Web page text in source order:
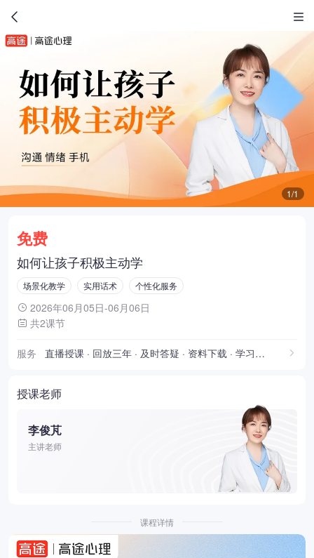
1/1
免费
如何让孩子积极主动学
场景化教学 实用话术 个性化服务
2026年06月05日-06月06日
共2课节
服务 直播授课 · 回放三年 · 及时答疑 · 资料下载 · 学习报告
授课老师
李俊芃
主讲老师
课程详情